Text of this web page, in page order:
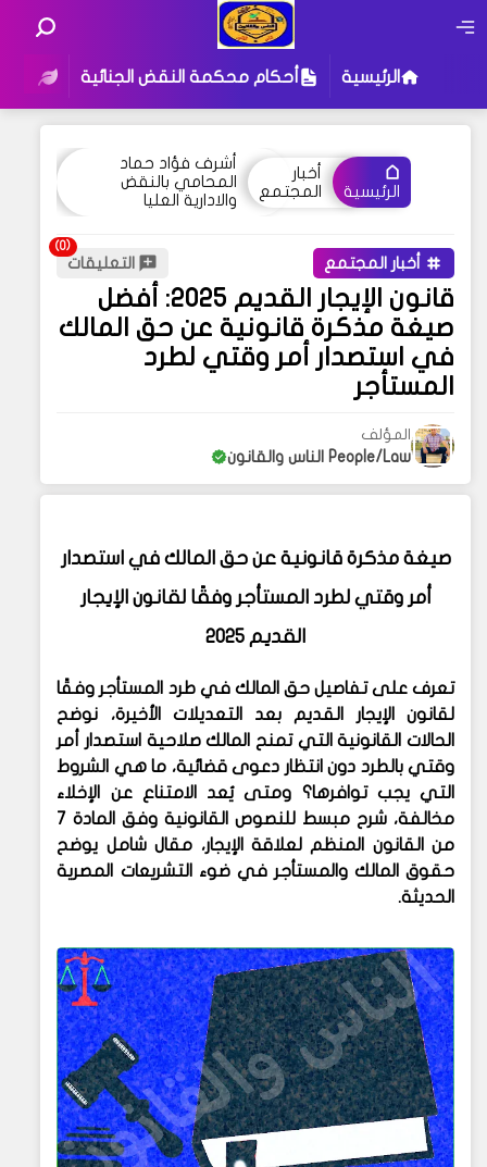
الرئيسية أحكام محكمة النقض الجنائية
الرئيسية
أخبار
المجتمع
أشرف فؤاد حماد
المحامي بالنقض
والادارية العليا
أخبار المجتمع التعليقات
قانون الإيجار القديم 2025: أفضل
صيغة مذكرة قانونية عن حق المالك
في استصدار أمر وقتي لطرد
المستأجر
المؤلف
People/Law الناس والقانون
صيغة مذكرة قانونية عن حق المالك في استصدار
أمر وقتي لطرد المستأجر وفقًا لقانون الإيجار
القديم 2025
تعرف على تفاصيلحق المالك في طرد المستأجر وفقًا
لقانون الإيجار القديم بعد التعديلات الأخيرة، نوضح
الحالات القانونية التي تمنح المالك صلاحية استصدار أمر
وقتي بالطرد دون انتظار دعوى قضائية، ما هي الشروط
التي يجب توافرها؟ ومتى يُعد الامتناع عن الإخلاء
مخالفة، شرح مبسط للنصوص القانونية وفق المادة 7
من القانون المنظم لعلاقة الإيجار، مقال شامل يوضح
حقوق المالك والمستأجر في ضوء التشريعات المصرية
الحديثة.